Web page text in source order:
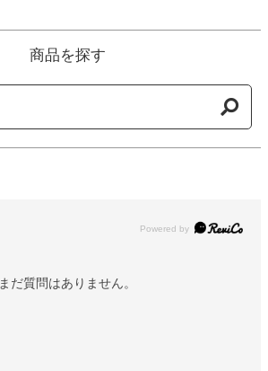
商品を探す
Powered by
まだ質問はありません。